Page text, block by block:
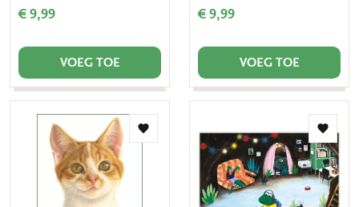
€ 9,99
VOEG TOE
€ 9,99
VOEG TOE
Toevoegen
aan